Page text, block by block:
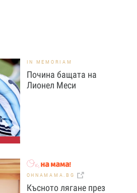
IN MEMORIAM
Почина бащата на
Лионел Меси
OHNAMAMA.BG
Късното лягане през